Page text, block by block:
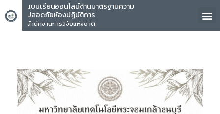
แบบเรียนออนไลน์ด้านมาตรฐานความ
ปลอดภัยห้องปฏิบัติการ
สำนักงานการวิจัยแห่งชาติ